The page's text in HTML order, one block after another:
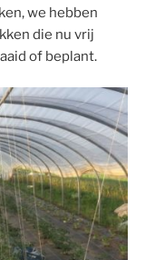
we hebben
die nu vrij
of beplant.